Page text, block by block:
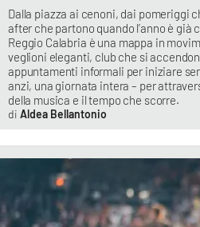
Dalla piazza ai cenoni, dai pomeriggi
after che partono quando l’anno è già
Reggio Calabria è una mappa in
veglioni eleganti, club che si
appuntamenti informali per iniziare
anzi, una giornata intera – per
della musica e il tempo che scorre.
Aldea Bellantonio